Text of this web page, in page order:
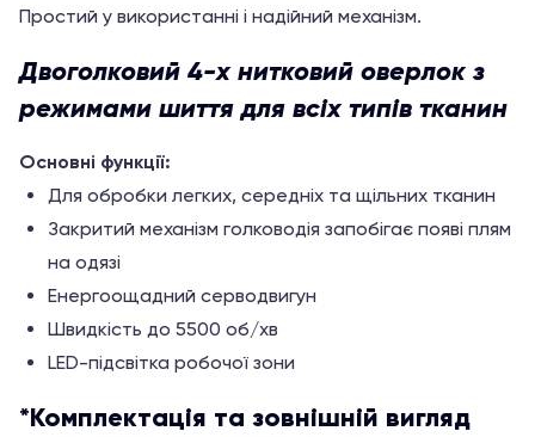
Простий у використанні і надійний механізм.
Двоголковий 4-х нитковий оверлок з
режимами шиття для всіх типів тканин
Основні функції:
Для обробки легких, середніх та щільних тканин
Закритий механізм голководія запобігає появі плям
на одязі
Енергоощадний серводвигун
Швидкість до 5500 об/хв
LED-підсвітка робочої зони
*Комплектація та зовнішній вигляд